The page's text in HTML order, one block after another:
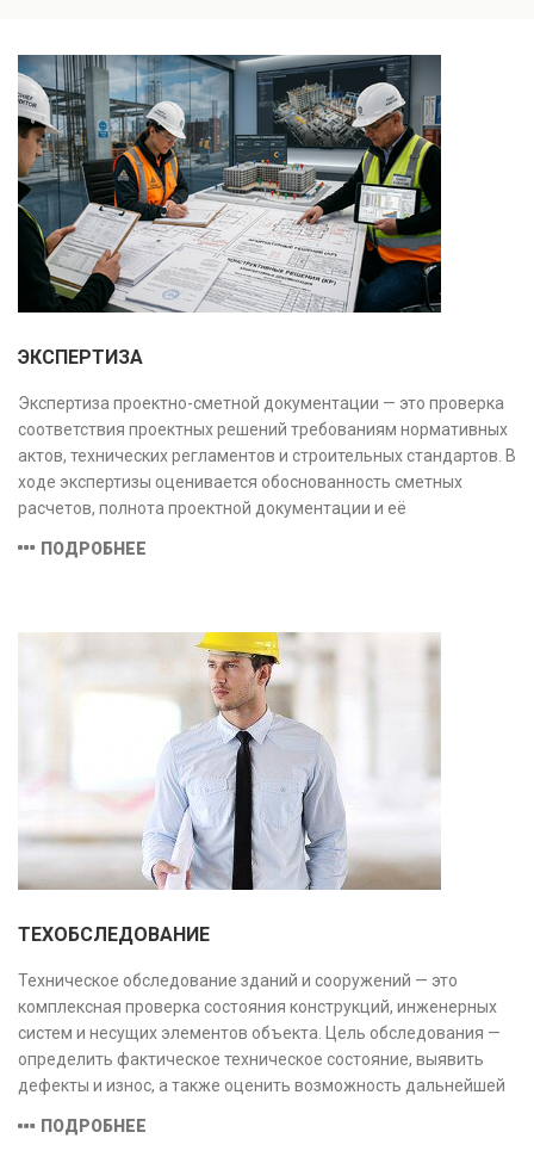
качества строительства, подготовки к реконструкции,
оценки рисков и судебных разбирательств.
Результатом является официальное техническое
заключение, имеющее юридическую силу.
ЭКСПЕРТИЗА
Экспертиза проектно-сметной документации — это проверка
соответствия проектных решений требованиям нормативных
актов, технических регламентов и строительных стандартов. В
ходе экспертизы оценивается обоснованность сметных
расчетов, полнота проектной документации и её
предотвратить ошибки на этапе строительства и
ПОДРОБНЕЕ
ТЕХОБСЛЕДОВАНИЕ
Техническое обследование зданий и сооружений — это
комплексная проверка состояния конструкций, инженерных
систем и несущих элементов объекта. Цель обследования —
определить фактическое техническое состояние, выявить
дефекты и износ, а также оценить возможность дальнейшей
ПОДРОБНЕЕ